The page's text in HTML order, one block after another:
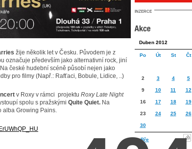
žije několik let v Česku. Původem je z
označuje především jako alternativní rock, jiní
české hudební scéně působí nejen jako
pro filmy (Např.: Rafťaci, Bobule, Lidice, ..)
v Roxy v rámci projektu Roxy Late Night
spolu s pražskými Quite Quiet. Na
Growing Pains.
INZERCE
Duben 2012
Po Út St Čt
2 3 4 5
9 10 11 12
16 17 18 19
23 24 25 26
30
« Bře